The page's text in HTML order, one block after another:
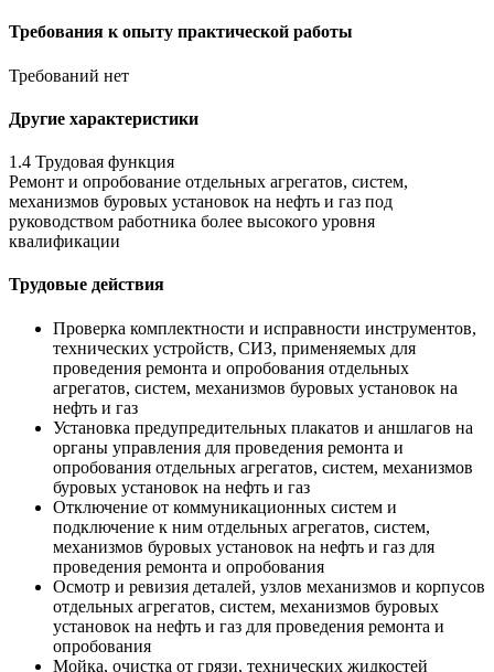
Требования к опыту практической работы
Требований нет
Другие характеристики
1.4 Трудовая функция
Ремонт и опробование отдельных агрегатов, систем,
механизмов буровых установок на нефть и газ под
руководством работника более высокого уровня
квалификации
Трудовые действия
Проверка комплектности и исправности инструментов,
технических устройств, СИЗ, применяемых для
проведения ремонта и опробования отдельных
агрегатов, систем, механизмов буровых установок на
нефть и газ
Установка предупредительных плакатов и аншлагов на
органы управления для проведения ремонта и
опробования отдельных агрегатов, систем, механизмов
буровых установок на нефть и газ
Отключение от коммуникационных систем и
подключение к ним отдельных агрегатов, систем,
механизмов буровых установок на нефть и газ для
проведения ремонта и опробования
Осмотр и ревизия деталей, узлов механизмов и корпусов
отдельных агрегатов, систем, механизмов буровых
установок на нефть и газ для проведения ремонта и
опробования
Мойка, очистка от грязи, технических жидкостей